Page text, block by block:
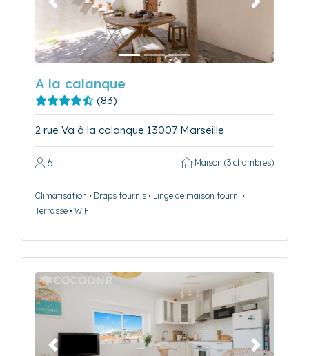
Précédent Suivant
A la calanque
(83)
2 rue Va à la calanque 13007 Marseille
6 Maison (3 chambres)
Climatisation • Draps fournis • Linge de maison fourni •
Terrasse • WiFi
Précédent Suivant